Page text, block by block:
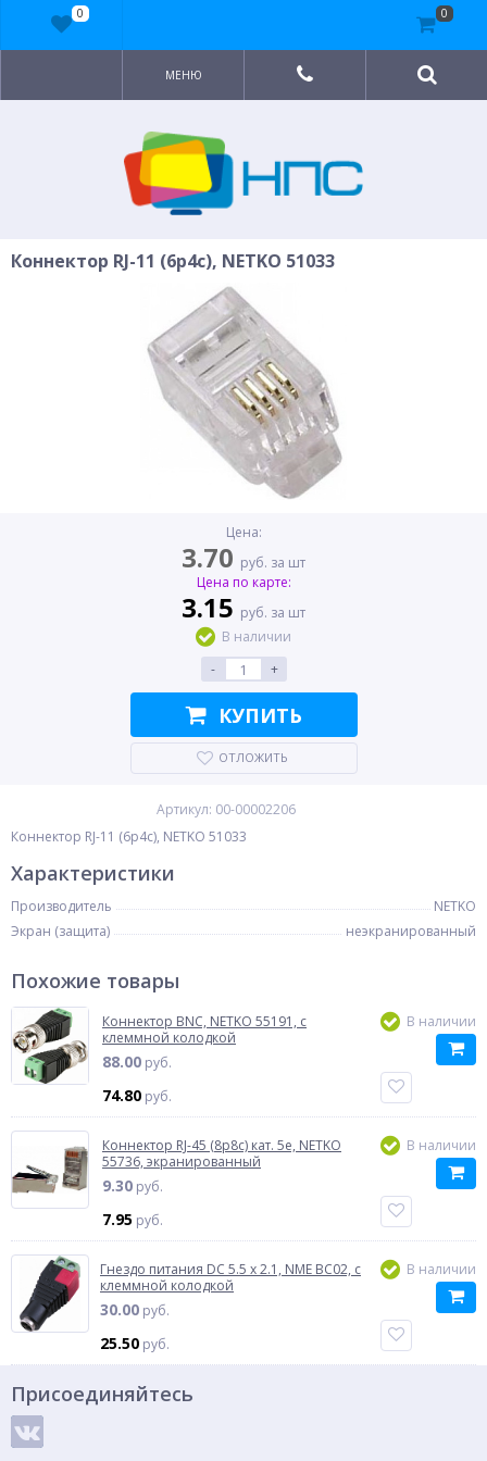
МЕНЮ
Коннектор RJ-11 (6p4c), NETKO 51033
Цена:
3.70 руб. за шт
Цена по карте:
3.15 руб. за шт
В наличии
-
+
КУПИТЬ
ОТЛОЖИТЬ
Артикул: 00-00002206
Коннектор RJ-11 (6p4c), NETKO 51033
Характеристики
Производитель
NETKO
Экран (защита)
неэкранированный
Похожие товары
Коннектор BNC, NETKO 55191, с
клеммной колодкой
88.00 руб.
74.80 руб.
В наличии
Коннектор RJ-45 (8p8c) кат. 5e, NETKO
55736, экранированный
9.30 руб.
7.95 руб.
В наличии
Гнездо питания DC 5.5 x 2.1, NME BC02, с
клеммной колодкой
30.00 руб.
25.50 руб.
В наличии
Присоединяйтесь
0 0